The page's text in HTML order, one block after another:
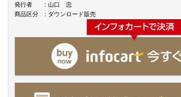
発行者
: 山口 忠
商品区分
: ダウンロード販売